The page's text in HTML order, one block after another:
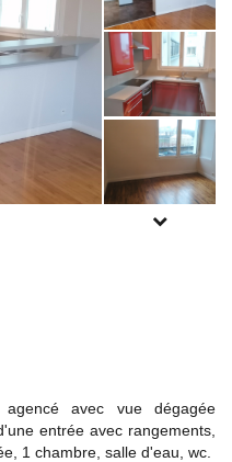
POUR PLUS
avec vue dégagée
entrée avec rangements,
1 chambre, salle d'eau, wc.